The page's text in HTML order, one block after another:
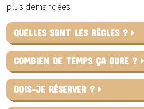
plus demandées
QUELLES SONT LES RÉGLES ?
COMBIEN DE TEMPS ÇA DURE ?
DOIS-JE RÉSERVER ?